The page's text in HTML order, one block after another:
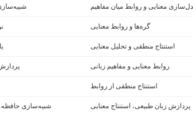
معنایی و روابط میان مفاهیم
گره‌ها و روابط معنایی
استنتاج منطقی و تحلیل معنایی
روابط معنایی و مفاهیم زبانی
استنتاج منطقی از روابط
پردازش زبان طبیعی، استنتاج معنایی شبیه‌سازی